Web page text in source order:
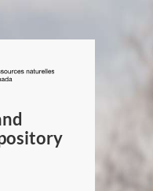
/
Canada